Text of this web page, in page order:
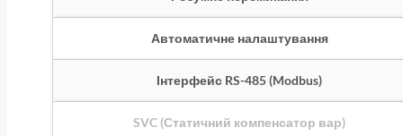
Автоматичне налаштування
Інтерфейс RS-485 (Modbus)
SVC (Статичний компенсатор вар)